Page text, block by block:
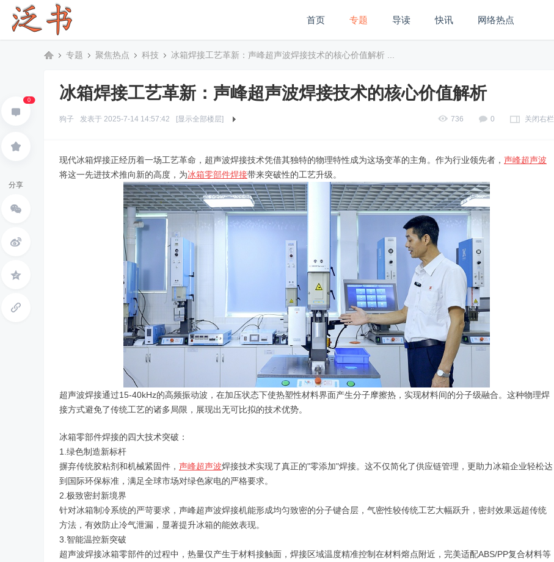
首页 专题 导读 快讯 网络热点
专题
›
聚焦热点
›
科技
›
冰箱焊接工艺革新：声峰超声波焊接技术的核心价值解析 ...
0
分享
冰箱焊接工艺革新：声峰超声波焊接技术的核心价值解析
狗子 发表于 2025-7-14 14:57:42 [显示全部楼层] 关闭右栏
0
736
现代冰箱焊接正经历着一场工艺革命，超声波焊接技术凭借其独特的物理特性成为这场变革的主角。作为行业领先者， 声峰超声波
将这一先进技术推向新的高度，为冰箱零部件焊接带来突破性的工艺升级。
超声波焊接通过15-40kHz的高频振动波，在加压状态下使热塑性材料界面产生分子摩擦热，实现材料间的分子级融合。这种物理焊
接方式避免了传统工艺的诸多局限，展现出无可比拟的技术优势。
冰箱零部件焊接的四大技术突破：
1.绿色制造新标杆
摒弃传统胶粘剂和机械紧固件， 声峰超声波焊接技术实现了真正的"零添加"焊接。这不仅简化了供应链管理，更助力冰箱企业轻松达
到国际环保标准，满足全球市场对绿色家电的严格要求。
2.极致密封新境界
针对冰箱制冷系统的严苛要求，声峰超声波焊接机能形成均匀致密的分子键合层，气密性较传统工艺大幅跃升，密封效果远超传统
方法，有效防止冷气泄漏，显著提升冰箱的能效表现。
3.智能温控新突破
超声波焊接冰箱零部件的过程中，热量仅产生于材料接触面，焊接区域温度精准控制在材料熔点附近，完美适配ABS/PP复合材料等